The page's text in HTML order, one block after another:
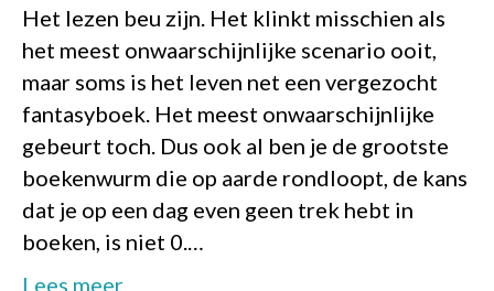
Het lezen beu zijn. Het klinkt misschien als
het meest onwaarschijnlijke scenario ooit,
maar soms is het leven net een vergezocht
fantasyboek. Het meest onwaarschijnlijke
gebeurt toch. Dus ook al ben je de grootste
boekenwurm die op aarde rondloopt, de kans
dat je op een dag even geen trek hebt in
boeken, is niet 0.…
Lees meer